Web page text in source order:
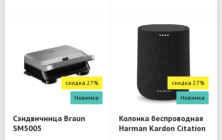
скидка 27%
Новинка
Сэндвичница Braun
SM5005
скидка 27%
Новинка
Колонка беспроводная
Harman Kardon Citation